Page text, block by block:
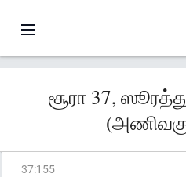
சூரா 37,
37:155